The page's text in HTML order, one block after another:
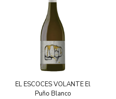
EL ESCOCES VOLANTE El
Puño Blanco